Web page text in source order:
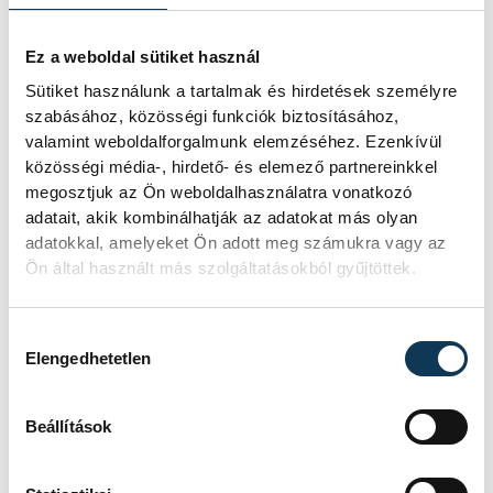
Ez a weboldal sütiket használ
Sütiket használunk a tartalmak és hirdetések személyre
szabásához, közösségi funkciók biztosításához,
valamint weboldalforgalmunk elemzéséhez. Ezenkívül
közösségi média-, hirdető- és elemező partnereinkkel
megosztjuk az Ön weboldalhasználatra vonatkozó
adatait, akik kombinálhatják az adatokat más olyan
adatokkal, amelyeket Ön adott meg számukra vagy az
Ön által használt más szolgáltatásokból gyűjtöttek.
Elengedhetetlen
Beállítások
KÉZILABDA